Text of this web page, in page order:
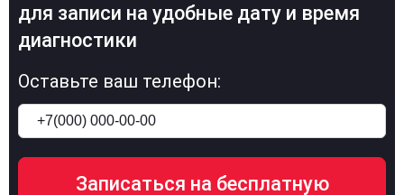
для записи на удобные дату и время
диагностики
Оставьте ваш телефон: